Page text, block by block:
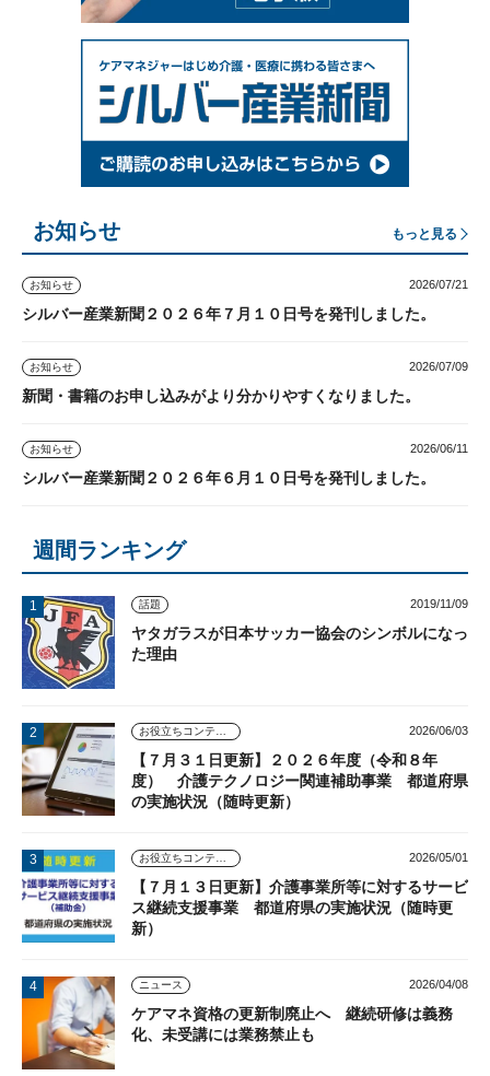
お知らせ もっと見る
お知らせ 2026/07/21
シルバー産業新聞２０２６年７月１０日号を発刊しました。
お知らせ 2026/07/09
新聞・書籍のお申し込みがより分かりやすくなりました。
お知らせ 2026/06/11
シルバー産業新聞２０２６年６月１０日号を発刊しました。
週間ランキング
話題 2019/11/09
ヤタガラスが日本サッカー協会のシンボルになっ
た理由
2026/06/03
【７月３１日更新】２０２６年度（令和８年
度） 介護テクノロジー関連補助事業 都道府県
の実施状況（随時更新）
2026/05/01
【７月１３日更新】介護事業所等に対するサービ
ス継続支援事業 都道府県の実施状況（随時更
新）
ニュース 2026/04/08
ケアマネ資格の更新制廃止へ 継続研修は義務
化、未受講には業務禁止も